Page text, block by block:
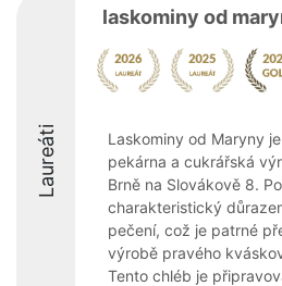
Laureáti
laskominy od
Laskominy od Maryny
pekárna a cukrářská
Brně na Slovákově 8.
charakteristický
pečení, což je patrné
výrobě pravého
Tento chléb je